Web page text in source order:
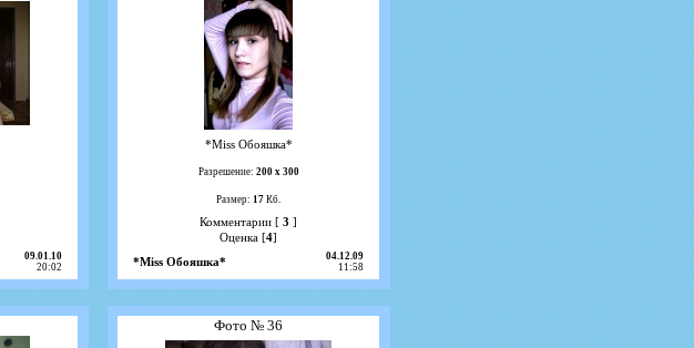
09.01.10
20:02
*Miss Обояшка*
Разрешение: 200 х 300
Размер: 17 Кб.
Комментарии [ 3 ]
Оценка [4]
*Miss Обояшка*
04.12.09
11:58
Фото № 36